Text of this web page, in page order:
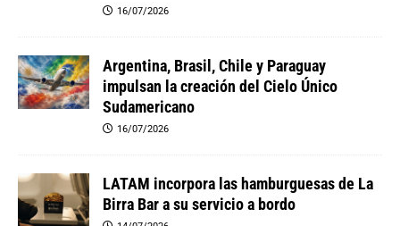
16/07/2026
Argentina, Brasil, Chile y Paraguay
impulsan la creación del Cielo Único
Sudamericano
16/07/2026
LATAM incorpora las hamburguesas de La
Birra Bar a su servicio a bordo